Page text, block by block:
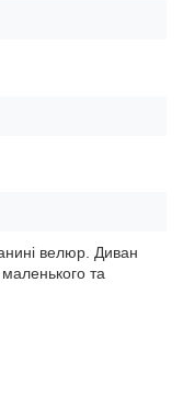
велюр. Диван
та